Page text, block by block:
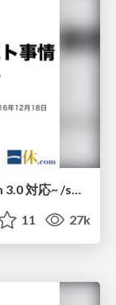
一休.comのE2Eテスト事情 ~Selenium 3.0 対応~ /seleniumjp4_ikyu
11 27k